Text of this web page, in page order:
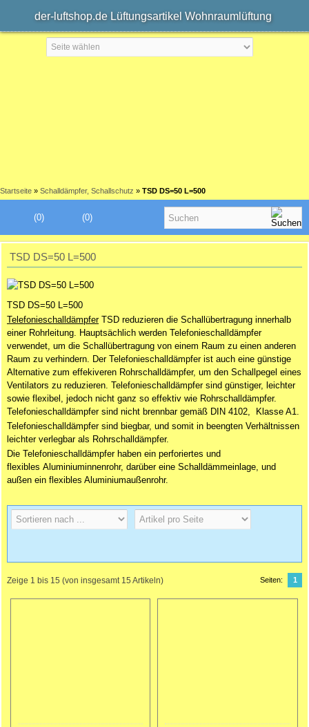
der-luftshop.de Lüftungsartikel Wohnraumlüftung
Startseite » Schalldämpfer, Schallschutz » TSD DS=50 L=500
(0)
(0)
TSD DS=50 L=500
TSD DS=50 L=500
Telefonieschalldämpfer TSD reduzieren die Schallübertragung innerhalb
einer Rohrleitung. Hauptsächlich werden Telefonieschalldämpfer
verwendet, um die Schallübertragung von einem Raum zu einen anderen
Raum zu verhindern. Der Telefonieschalldämpfer ist auch eine günstige
Alternative zum effekiveren Rohrschalldämpfer, um den Schallpegel eines
Ventilators zu reduzieren. Telefonieschalldämpfersind günstiger, leichter
sowie flexibel, jedoch nicht ganz so effektiv wie Rohrschalldämpfer.
Telefonieschalldämpfer sind nicht brennbar gemäß DIN 4102, Klasse A1.
Telefonieschalldämpfer sind biegbar, und somit in beengten Verhältnissen
leichter verlegbar als Rohrschalldämpfer.
Die Telefonieschalldämpfer haben ein perforiertes und
flexibles Aluminiuminnenrohr, darüber eine Schalldämmeinlage, und
außen ein flexibles Aluminiumaußenrohr.
Zeige 1 bis 15 (von insgesamt 15 Artikeln) Seiten: 1